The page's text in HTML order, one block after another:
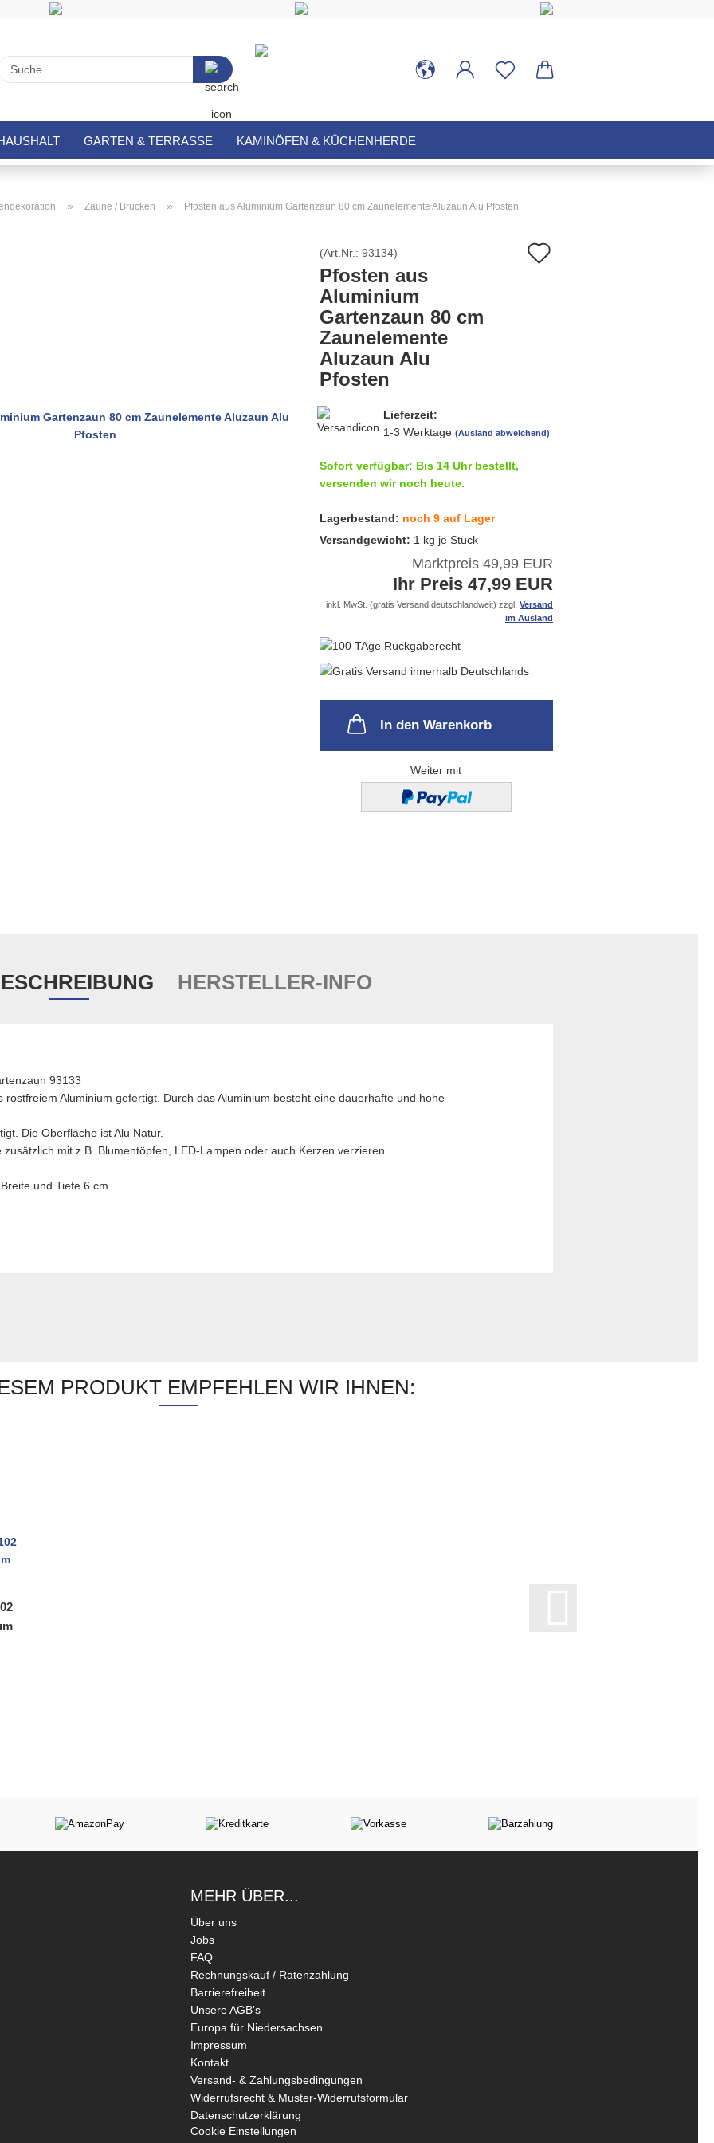
Suche...
GARTEN & TERRASSE KAMINÖFEN & KÜCHENHERDE
» Zäune / Brücken » Pfosten aus Aluminium Gartenzaun 80 cm Zaunelemente Aluzaun Alu Pfosten
(Art.Nr.: 93134)
Pfosten aus
Aluminium
Gartenzaun 80 cm
Zaunelemente
Aluzaun Alu
Pfosten
Lieferzeit:
1-3 Werktage (Ausland abweichend)
Sofort verfügbar: Bis 14 Uhr bestellt,
versenden wir noch heute.
Lagerbestand: noch 9 auf Lager
Versandgewicht: 1 kg je Stück
Marktpreis 49,99 EUR
Ihr Preis 47,99 EUR
inkl. MwSt. (gratis Versand deutschlandweit) zzgl. Versand
im Ausland
In den Warenkorb
Weiter mit
HERSTELLER-INFO
93133
rostfreiem Aluminium gefertigt. Durch das Aluminium besteht eine dauerhafte und hohe
Die Oberfläche ist Alu Natur.
mit z.B. Blumentöpfen, LED-Lampen oder auch Kerzen verzieren.
und Tiefe 6 cm.
PRODUKT EMPFEHLEN WIR IHNEN:
MEHR ÜBER...
Über uns
Jobs
FAQ
Rechnungskauf / Ratenzahlung
Barrierefreiheit
Unsere AGB's
Europa für Niedersachsen
Impressum
Kontakt
Versand- & Zahlungsbedingungen
Widerrufsrecht & Muster-Widerrufsformular
Datenschutzerklärung
Cookie Einstellungen